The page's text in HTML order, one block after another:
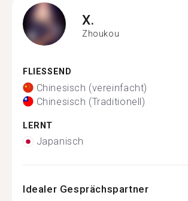
X.
Zhoukou
FLIESSEND
Chinesisch (vereinfacht)
Chinesisch (Traditionell)
LERNT
Japanisch
Idealer Gesprächspartner